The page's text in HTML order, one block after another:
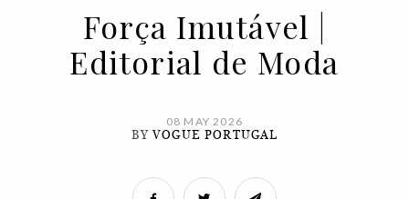
Força Imutável |
Editorial de Moda
08 MAY 2026
BYVOGUE PORTUGAL